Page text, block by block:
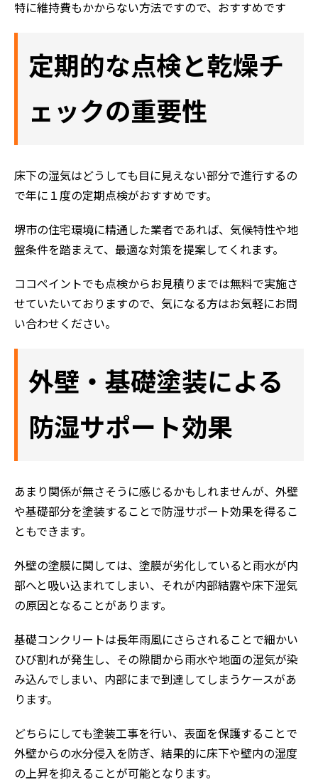
特に維持費もかからない方法ですので、おすすめです
定期的な点検と乾燥チ
ェックの重要性
床下の湿気はどうしても目に見えない部分で進行するの
で年に１度の定期点検がおすすめです。
堺市の住宅環境に精通した業者であれば、気候特性や地
盤条件を踏まえて、最適な対策を提案してくれます。
ココペイントでも点検からお見積りまでは無料で実施さ
せていたいておりますので、気になる方はお気軽にお問
い合わせください。
外壁・基礎塗装による
防湿サポート効果
あまり関係が無さそうに感じるかもしれませんが、外壁
や基礎部分を塗装することで防湿サポート効果を得るこ
ともできます。
外壁の塗膜に関しては、塗膜が劣化していると雨水が内
部へと吸い込まれてしまい、それが内部結露や床下湿気
の原因となることがあります。
基礎コンクリートは長年雨風にさらされることで細かい
ひび割れが発生し、その隙間から雨水や地面の湿気が染
み込んでしまい、内部にまで到達してしまうケースがあ
ります。
どちらにしても塗装工事を行い、表面を保護することで
外壁からの水分侵入を防ぎ、結果的に床下や壁内の湿度
の上昇を抑えることが可能となります。